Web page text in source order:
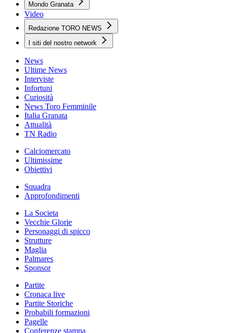
Mondo Granata
Video
Redazione TORO NEWS
I siti del nostro network
News
Ultime News
Interviste
Infortuni
Curiosità
News Toro Femminile
Italia Granata
Attualità
TN Radio
Calciomercato
Ultimissime
Obiettivi
Squadra
Approfondimenti
La Societa
Vecchie Glorie
Personaggi di spicco
Strutture
Maglia
Palmares
Sponsor
Partite
Cronaca live
Partite Storiche
Probabili formazioni
Pagelle
Conferenze stampa